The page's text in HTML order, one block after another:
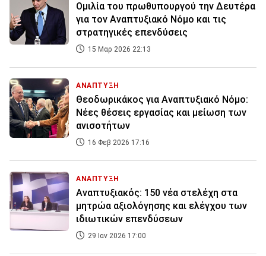
Ομιλία του πρωθυπουργού την Δευτέρα
για τον Αναπτυξιακό Νόμο και τις
στρατηγικές επενδύσεις
15 Μαρ 2026 22:13
ΑΝΑΠΤΥΞΗ
Θεοδωρικάκος για Αναπτυξιακό Νόμο:
Nέες θέσεις εργασίας και μείωση των
ανισοτήτων
16 Φεβ 2026 17:16
ΑΝΑΠΤΥΞΗ
Αναπτυξιακός: 150 νέα στελέχη στα
μητρώα αξιολόγησης και ελέγχου των
ιδιωτικών επενδύσεων
29 Ιαν 2026 17:00